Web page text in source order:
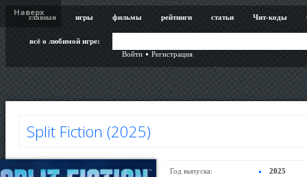
главная игры фильмы рейтинги статьи Чит-коды
всё о любимой игре:
Войти
Регистрация
Split Fiction (2025)
Год выпуска: 2025
Наверх